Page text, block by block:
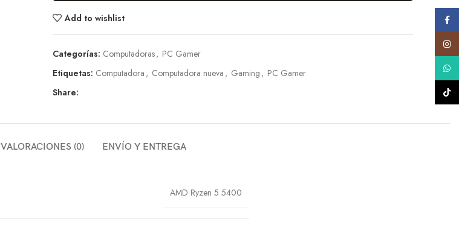
Add to wishlist
Categorías: Computadoras, PC Gamer
Etiquetas: Computadora , Computadora nueva , Gaming , PC Gamer
Share:
VALORACIONES (0) ENVÍO Y ENTREGA
AMD Ryzen 5 5400